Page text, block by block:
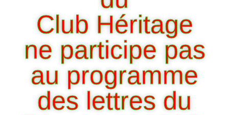
Club Héritage
ne participe pas
au programme
des lettres du